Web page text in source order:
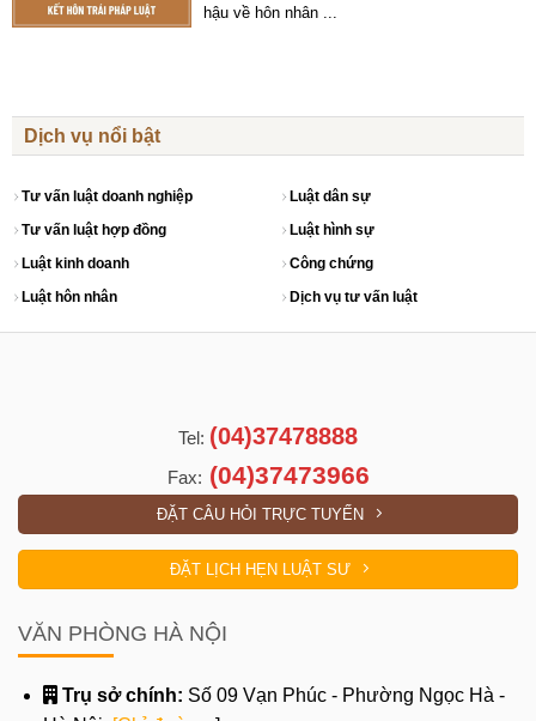
hậu về hôn nhân ...
Dịch vụ nổi bật
Tư vấn luật doanh nghiệp
Tư vấn luật hợp đồng
Luật dân sự
Luật hình sự
Luật kinh doanh
Luật hôn nhân
Công chứng
Dịch vụ tư vấn luật
Tel: (04)37478888
Fax: (04)37473966
ĐẶT CÂU HỎI TRỰC TUYẾN
ĐẶT LỊCH HẸN LUẬT SƯ
VĂN PHÒNG HÀ NỘI
Trụ sở chính: Số 09 Vạn Phúc - Phường Ngọc Hà -